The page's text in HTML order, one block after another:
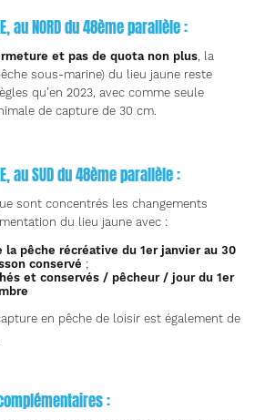
au NORD du 48ème parallèle :
et pas de quota non plus, la
sous-marine) du lieu jaune reste
qu’en 2023, avec comme seule
de capture de 30 cm.
au SUD du 48ème parallèle :
sont concentrés les changements
du lieu jaune avec :
la pêche récréative du 1er janvier au 30
conservé ;
et conservés / pêcheur / jour du 1er
en pêche de loisir est également de
: